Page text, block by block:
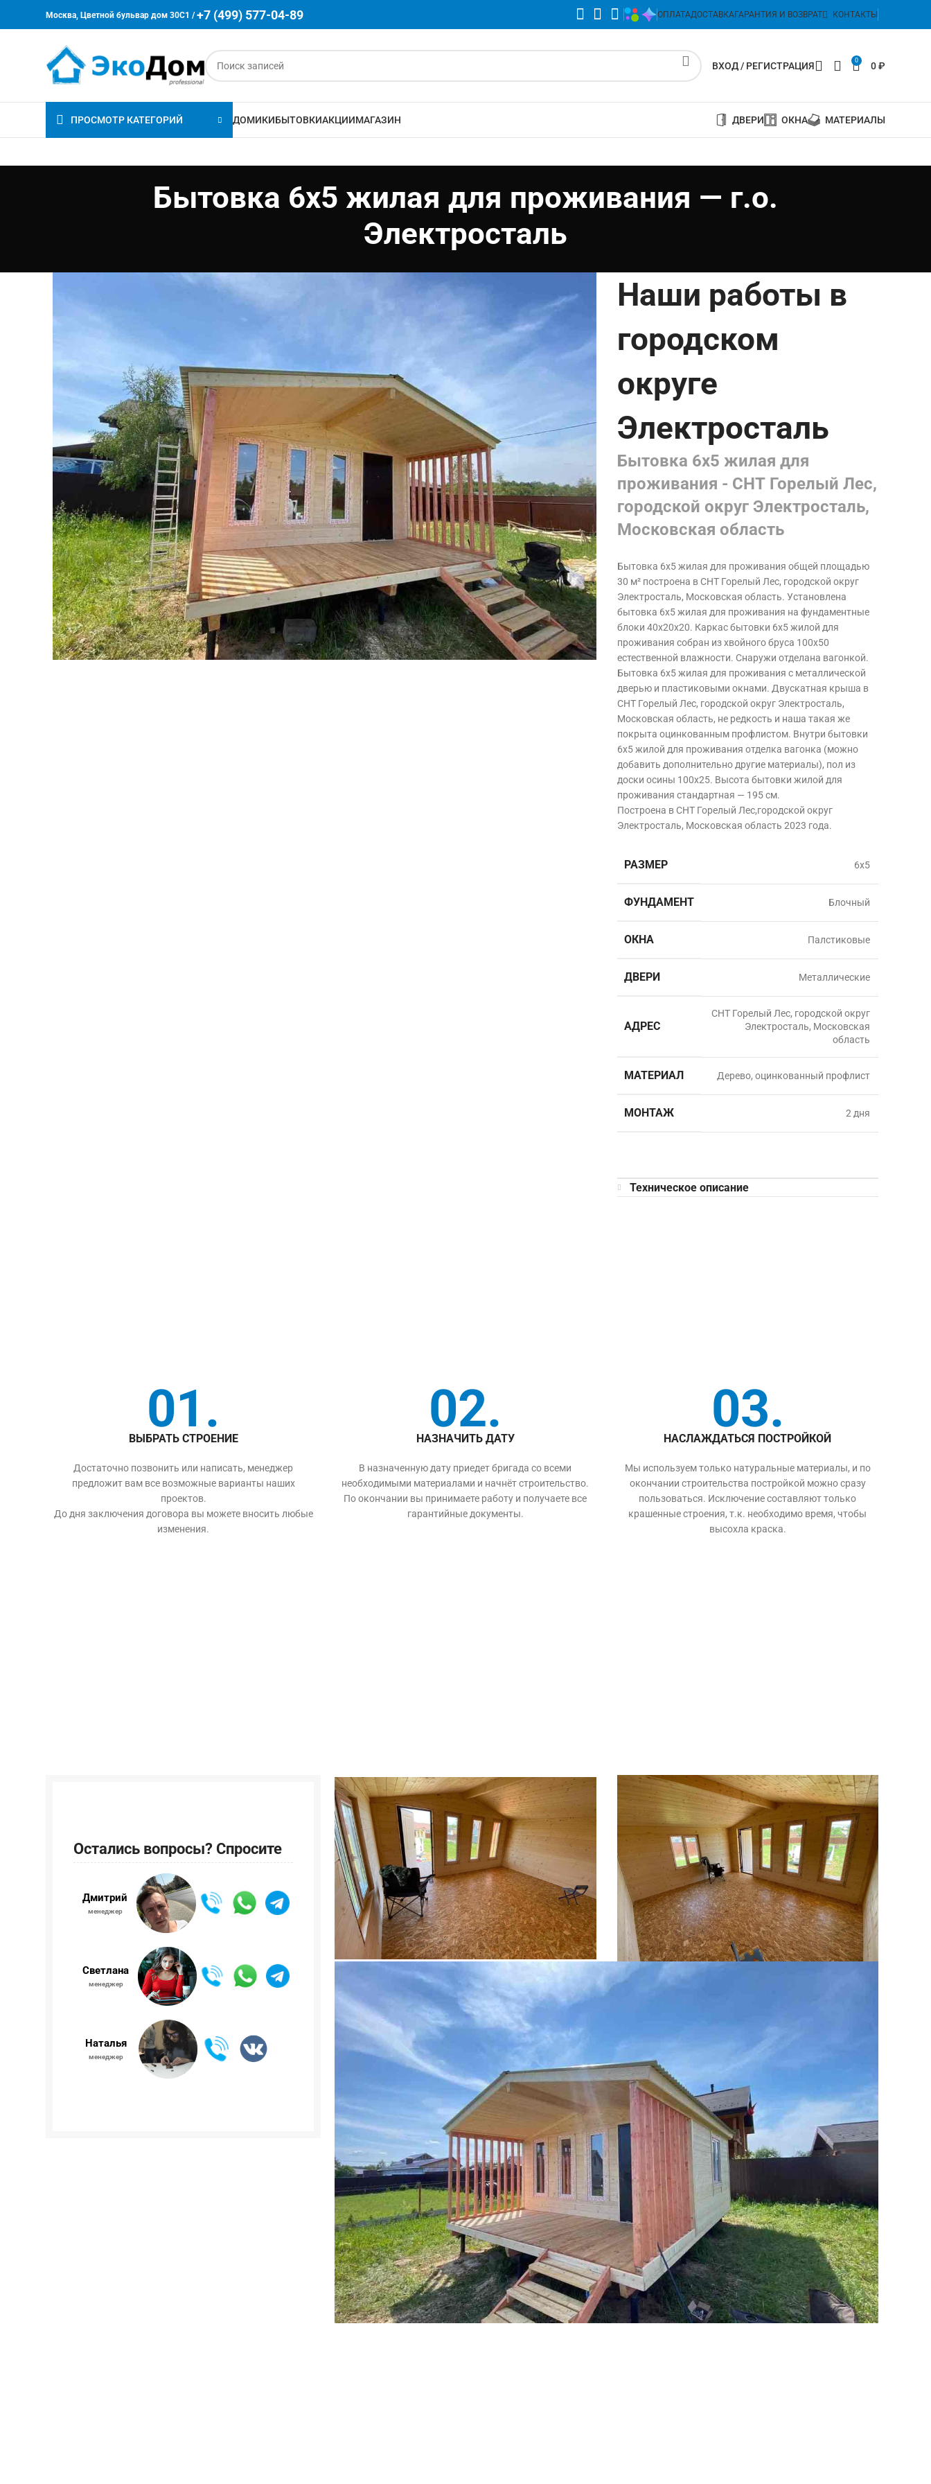
Москва, Цветной бульвар дом 30C1 / +7 (499) 577-04-89 ОПЛАТАДОСТАВКАГАРАНТИЯ И ВОЗВРАТ КОНТАКТЫ
ВХОД / РЕГИСТРАЦИЯ 0 0₽
ПРОСМОТР КАТЕГОРИЙ ДОМИКИБЫТОВКИАКЦИИМАГАЗИН ДВЕРИ ОКНА МАТЕРИАЛЫ
Бытовка 6х5 жилая для проживания — г.о.
Электросталь
Наши работы в
городском
округе
Электросталь
Бытовка 6х5 жилая для
проживания - СНТ Горелый Лес,
городской округ Электросталь,
Московская область
Бытовка 6х5 жилая для проживания общей площадью
30 м² построена в СНТ Горелый Лес, городской округ
Электросталь, Московская область. Установлена
бытовка 6х5 жилая для проживания на фундаментные
блоки 40х20х20. Каркас бытовки 6х5 жилой для
проживания собран из хвойного бруса 100х50
естественной влажности. Снаружи отделана вагонкой.
Бытовка 6х5 жилая для проживания с металлической
дверью и пластиковыми окнами. Двускатная крыша в
СНТ Горелый Лес, городской округ Электросталь,
Московская область, не редкость и наша такая же
покрыта оцинкованным профлистом. Внутри бытовки
6х5 жилой для проживания отделка вагонка (можно
добавить дополнительно другие материалы), пол из
доски осины 100х25. Высота бытовки жилой для
проживания стандартная — 195 см.
Построена в СНТ Горелый Лес,городской округ
Электросталь, Московская область 2023 года.
РАЗМЕР 6х5
ФУНДАМЕНТ Блочный
ОКНА Палстиковые
ДВЕРИ Металлические
АДРЕС
СНТ Горелый Лес, городской округ
Электросталь, Московская
область
МАТЕРИАЛ Дерево, оцинкованный профлист
МОНТАЖ 2 дня
Техническое описание
01.
ВЫБРАТЬ СТРОЕНИЕ
Достаточно позвонить или написать, менеджер
предложит вам все возможные варианты наших
проектов.
До дня заключения договора вы можете вносить любые
изменения.
02.
НАЗНАЧИТЬ ДАТУ
В назначенную дату приедет бригада со всеми
необходимыми материалами и начнёт строительство.
По окончании вы принимаете работу и получаете все
гарантийные документы.
03.
НАСЛАЖДАТЬСЯ ПОСТРОЙКОЙ
Мы используем только натуральные материалы, и по
окончании строительства постройкой можно сразу
пользоваться. Исключение составляют только
крашенные строения, т.к. необходимо время, чтобы
высохла краска.
Остались вопросы? Спросите
Дмитрий
менеджер
Светлана
менеджер
Наталья
менеджер